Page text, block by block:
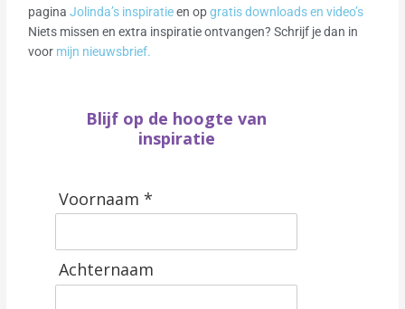
paginaJolinda’s inspiratieen opgratis downloads en video’s
Niets missen en extra inspiratie ontvangen? Schrijf je dan in
voor mijn nieuwsbrief.
Blijf op de hoogte van
inspiratie
Voornaam *
Achternaam